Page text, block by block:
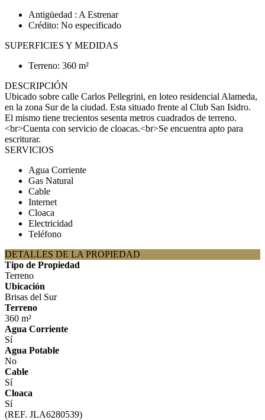
Antigüedad : A Estrenar
Crédito: No especificado
SUPERFICIES Y MEDIDAS
Terreno: 360 m²
DESCRIPCIÓN
Ubicado sobre calle Carlos Pellegrini, en loteo residencial Alameda,
en la zona Sur de la ciudad. Esta situado frente al Club San Isidro.
El mismo tiene trecientos sesenta metros cuadrados de terreno.
<br>Cuenta con servicio de cloacas.<br>Se encuentra apto para
escriturar.
SERVICIOS
Agua Corriente
Gas Natural
Cable
Internet
Cloaca
Electricidad
Teléfono
DETALLES DE LA PROPIEDAD
Tipo de Propiedad
Terreno
Ubicación
Brisas del Sur
Terreno
360 m²
Agua Corriente
Sí
Agua Potable
No
Cable
Sí
Cloaca
Sí
(REF. JLA6280539)